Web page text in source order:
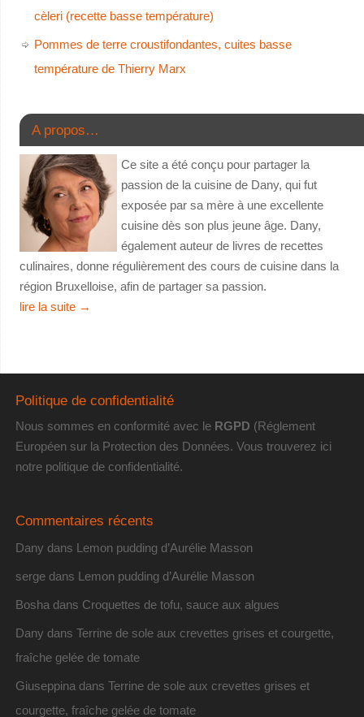
cèleri (recette basse température)
Pommes de terre croustifondantes, cuites basse
température de Thierry Marx
A propos…
Ce site a été conçu pour partager la
passion de la cuisine de Dany, qui fut
exposée par sa mère à une excellente
cuisine dès son plus jeune âge. Dany,
également auteur de livres de recettes
culinaires, donne régulièrement des cours de cuisine dans la
région Bruxelloise, afin de partager sa passion.
lire la suite →
Politique de confidentialité
Nous sommes en conformité avec le RGPD (Réglement
Européen sur la Protection des Données. Vous trouverez ici
notre politique de confidentialité.
Commentaires récents
Dany dans Lemon pudding d’Aurélie Masson
sergedans Lemon pudding d’Aurélie Masson
Bosha dans Croquettes de tofu, sauce aux algues
Dany dans Terrine de sole aux crevettes grises et courgette,
fraîche gelée de tomate
Giuseppina dans Terrine de sole aux crevettes grises et
courgette, fraîche gelée de tomate